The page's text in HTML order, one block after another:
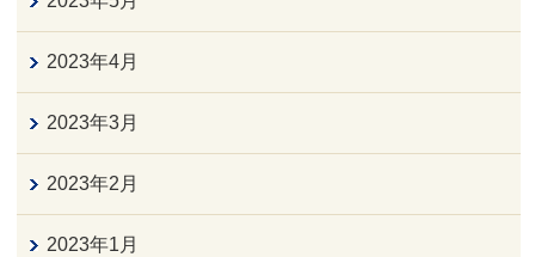
2023年4月
2023年3月
2023年2月
2023年1月